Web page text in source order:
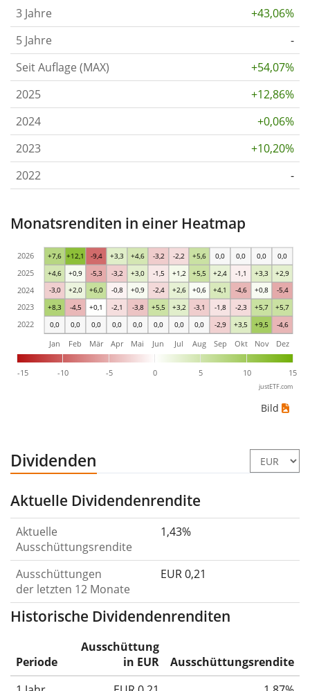
3 Jahre
+43,06%
5 Jahre
-
Seit Auflage (MAX)
+54,07%
2025
+12,86%
2024
+0,06%
2023
+10,20%
2022
-
Monatsrenditen in einer Heatmap
0,0 0,0 0,0 0,0 0,0 0,0 0,0 0,0 -2,9 +3,5 +9,5 -4,6
+8,3 -4,5 +0,1 -2,1 -3,8 +5,5 +3,2 -3,1 -1,8 -2,3 +5,7 +5,7
-3,0 +2,0 +6,0 -0,8 +0,9 -2,4 +2,6 +0,6 +4,1 -4,6 +0,8 -5,4
+4,6 +0,9 -5,3 -3,2 +3,0 -1,5 +1,2 +5,5 +2,4 -1,1 +3,3 +2,9
+7,6 +12,1 -9,4 +3,3 +4,6 -3,2 -2,2 +5,6 0,0 0,0 0,0 0,0
-15 -10 -5 0 5 10 15
Jan Feb Mär Apr Mai Jun Jul Aug Sep Okt Nov Dez
2022
2023
2024
2025
2026
justETF.com
Bild
Dividenden
Aktuelle Dividendenrendite
Aktuelle
Ausschüttungsrendite
1,43%
Ausschüttungen
der letzten 12 Monate
EUR 0,21
Historische Dividendenrenditen
Periode
Ausschüttung
in EUR
Ausschüttungsrendite